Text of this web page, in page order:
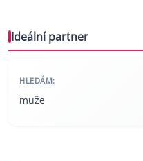
Ideální partner
HLEDÁM:
muže